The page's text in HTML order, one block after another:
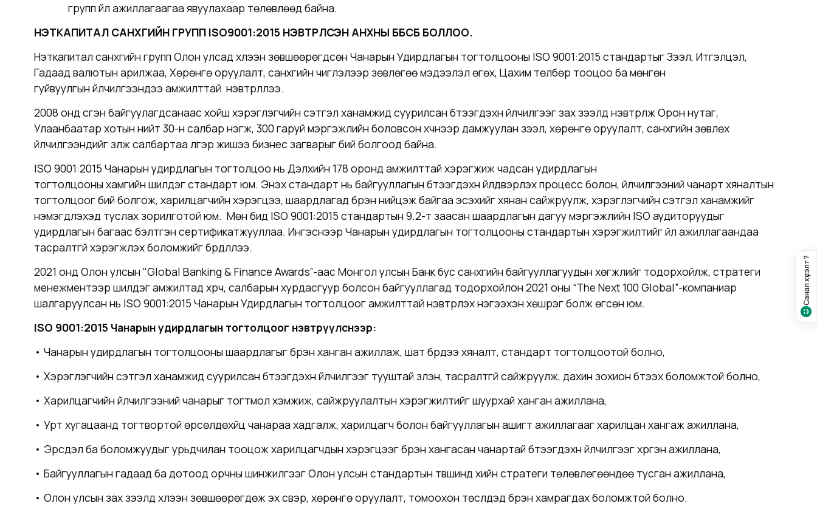
Санал хүсэлт?
групп үйл ажиллагаагаа явуулахаар төлөвлөөд байна.
НЭТКАПИТАЛ САНХҮҮГИЙН ГРУПП ISO9001:2015 НЭВТРҮҮЛСЭН АНХНЫ ББСБ БОЛЛОО.
Нэткапитал санхүүгийн групп Олон улсад хүлээн зөвшөөрөгдсөн Чанарын Удирдлагын тогтолцооны ISO 9001:2015 стандартыг Зээл, Итгэлцэл,
Гадаад валютын арилжаа, Хөрөнгө оруулалт, санхүүгийн чиглэлээр зөвлөгөө мэдээлэл өгөх, Цахим төлбөр тооцоо ба мөнгөн
гуйвуулгын үйлчилгээндээ амжилттай нэвтрүүллээ.
2008 онд үүсгэн байгуулагдсанаас хойш хэрэглэгчийн сэтгэл ханамжид суурилсан бүтээгдэхүүн үйлчилгээг зах зээлд нэвтрүүлж Орон нутаг,
Улаанбаатар хотын нийт 30-н салбар нэгж, 300 гаруй мэргэжлийн боловсон хүчнээр дамжуулан зээл, хөрөнгө оруулалт, санхүүгийн зөвлөх
үйлчилгээнүүдийг үзүүлж салбартаа үлгэр жишээ бизнес загварыг бий болгоод байна.
ISO 9001:2015 Чанарын удирдлагын тогтолцоо нь Дэлхийн 178 оронд амжилттай хэрэгжиж чадсан удирдлагын
тогтолцооны хамгийн шилдэг стандарт юм. Энэхүү стандарт нь байгууллагын бүтээгдэхүүн үйлдвэрлэх процесс болон, үйлчилгээний чанарт хяналтын
тогтолцоог бий болгож, харилцагчийн хэрэгцээ, шаардлагад бүрэн нийцэж байгаа эсэхийг хянан сайжруулж, хэрэглэгчийн сэтгэл ханамжийг
нэмэгдүүлэхэд туслах зорилготой юм. Мөн бид ISO 9001:2015 стандартын 9.2-т заасан шаардлагын дагуу мэргэжлийн ISO аудиторуудыг
удирдлагын багаас бэлтгэн сертификатжууллаа. Ингэснээр Чанарын удирдлагын тогтолцооны стандартын хэрэгжилтийг үйл ажиллагаандаа
тасралтгүй хэрэгжүүлэх боломжийг бүрдүүллээ.
2021 онд Олон улсын "Global Banking & Finance Awards”-аас Монгол улсын Банк бус санхүүгийн байгууллагуудын хөгжлийг тодорхойлж, стратеги
менежментээр шилдэг амжилтад хүрч, салбарын хурдасгуур болсон байгууллагад тодорхойлон 2021 оны “The Next 100 Global”-компаниар
шалгаруулсан нь ISO 9001:2015 Чанарын Удирдлагын тогтолцоог амжилттай нэвтрүүлэх нэгээхэн хөшүүрэг болж өгсөн юм.
ISO 9001:2015 Чанарын удирдлагын тогтолцоог нэвтрүүлснээр:
• Чанарын удирдлагын тогтолцооны шаардлагыг бүрэн ханган ажиллаж, шат бүрдээ хяналт, стандарт тогтолцоотой болно,
• Хэрэглэгчийн сэтгэл ханамжид суурилсан бүтээгдэхүүн үйлчилгээг тууштай үзүүлэн, тасралтгүй сайжруулж, дахин зохион бүтээх боломжтой болно,
• Харилцагчийн үйлчилгээний чанарыг тогтмол хэмжиж, сайжруулалтын хэрэгжилтийг шуурхай ханган ажиллана,
• Урт хугацаанд тогтвортой өрсөлдөхүйц чанараа хадгалж, харилцагч болон байгууллагын ашигт ажиллагааг харилцан хангаж ажиллана,
• Эрсдэл ба боломжуудыг урьдчилан тооцож харилцагчдын хэрэгцээг бүрэн хангасан чанартай бүтээгдэхүүн үйлчилгээг хүргэн ажиллана,
• Байгууллагын гадаад ба дотоод орчны шинжилгээг Олон улсын стандартын түвшинд хийн стратеги төлөвлөгөөндөө тусган ажиллана,
• Олон улсын зах зээлд хүлээн зөвшөөрөгдөж эх үүсвэр, хөрөнгө оруулалт, томоохон төслүүдэд бүрэн хамрагдах боломжтой болно.